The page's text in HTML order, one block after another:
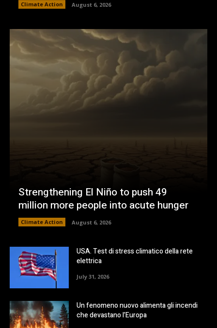
Climate Action August 6, 2026
Strengthening El Niño to push 49
million more people into acute hunger
Climate Action August 6, 2026
USA. Test di stress climatico della rete
elettrica
July 31, 2026
Un fenomeno nuovo alimenta gli incendi
che devastano l’Europa